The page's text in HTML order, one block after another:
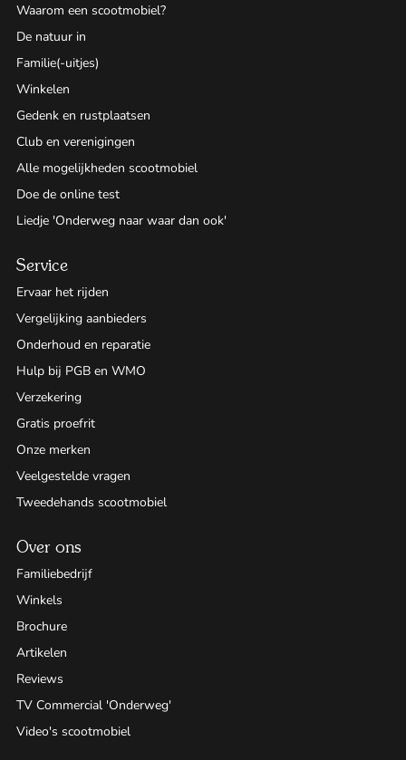
Waarom een scootmobiel?
De natuur in
Familie(-uitjes)
Winkelen
Gedenk en rustplaatsen
Club en verenigingen
Alle mogelijkheden scootmobiel
Doe de online test
Liedje 'Onderweg naar waar dan ook'
Service
Ervaar het rijden
Vergelijking aanbieders
Onderhoud en reparatie
Hulp bij PGB en WMO
Verzekering
Gratis proefrit
Onze merken
Veelgestelde vragen
Tweedehands scootmobiel
Over ons
Familiebedrijf
Winkels
Brochure
Artikelen
Reviews
TV Commercial 'Onderweg'
Video's scootmobiel